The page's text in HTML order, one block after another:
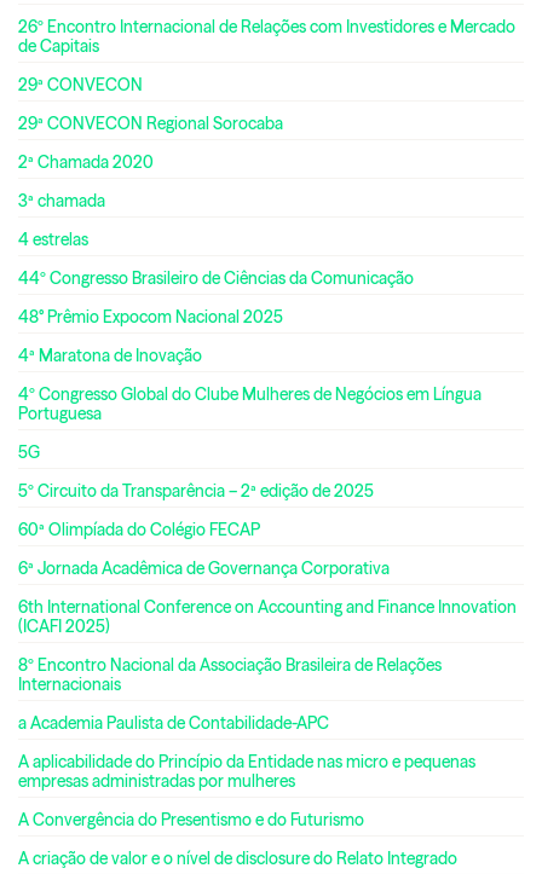
26º Encontro Internacional de Relações com Investidores e Mercado
de Capitais
29ª CONVECON
29ª CONVECON Regional Sorocaba
2ª Chamada 2020
3ª chamada
4 estrelas
44º Congresso Brasileiro de Ciências da Comunicação
48° Prêmio Expocom Nacional 2025
4ª Maratona de Inovação
4º Congresso Global do Clube Mulheres de Negócios em Língua
Portuguesa
5G
5º Circuito da Transparência – 2ª edição de 2025
60ª Olimpíada do Colégio FECAP
6ª Jornada Acadêmica de Governança Corporativa
6th International Conference on Accounting and Finance Innovation
(ICAFI 2025)
8º Encontro Nacional da Associação Brasileira de Relações
Internacionais
a Academia Paulista de Contabilidade-APC
A aplicabilidade do Princípio da Entidade nas micro e pequenas
empresas administradas por mulheres
A Convergência do Presentismo e do Futurismo
A criação de valor e o nível de disclosure do Relato Integrado